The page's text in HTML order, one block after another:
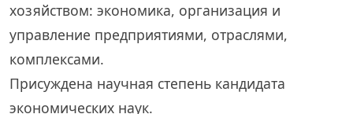
хозяйством: экономика, организация и
управление предприятиями, отраслями,
комплексами.
Присуждена научная степень кандидата
экономических наук.